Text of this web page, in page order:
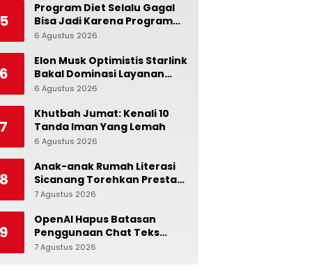
Indonesia
5
Program Diet Selalu Gagal
Bisa Jadi Karena Program
Alami dalam Otak
6 Agustus 2026
6
Elon Musk Optimistis Starlink
Bakal Dominasi Layanan
Internet Global
6 Agustus 2026
7
Khutbah Jumat: Kenali 10
Tanda Iman Yang Lemah
6 Agustus 2026
8
Anak-anak Rumah Literasi
Sicanang Torehkan Prestasi
pada Peringatan Hari Anak
Medan Belawan
7 Agustus 2026
9
OpenAI Hapus Batasan
Penggunaan Chat Teks
untuk Akun Gratis ChatGPT
7 Agustus 2026